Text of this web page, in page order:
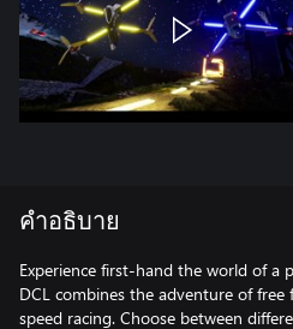
คำอธิบาย
Experience first-hand the world of a
DCL combines the adventure of
speed racing. Choose between